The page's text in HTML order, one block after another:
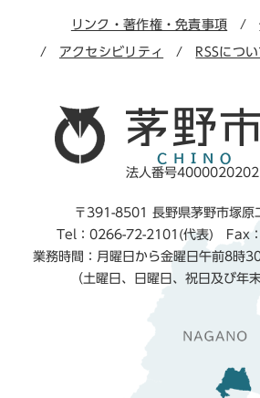
リンク・著作権・免責事項
アクセシビリティ RSSについ
法人番号
〒391-8501 長野県茅野市塚原
Tel：0266-72-2101(代表) Fax
業務時間：月曜日から金曜日午前8時
（土曜日、日曜日、祝日及び年